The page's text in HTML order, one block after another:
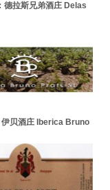
德拉斯兄弟酒庄 Delas
伊贝酒庄 Iberica Bruno